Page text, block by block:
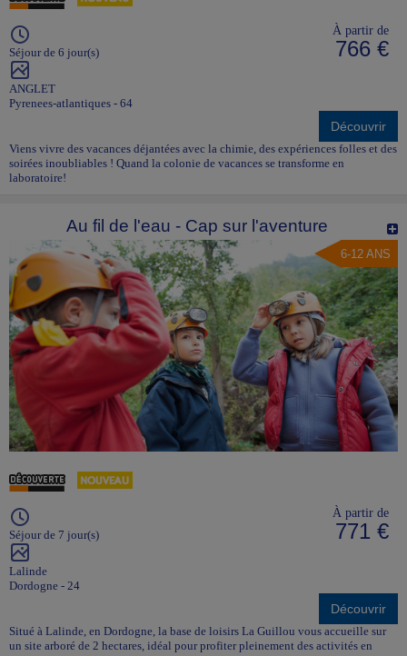
Séjour de 6 jour(s)
ANGLET
Pyrenees-atlantiques - 64
À partir de
766 €
Découvrir
Viens vivre des vacances déjantées avec la chimie, des expériences folles et des
soirées inoubliables ! Quand la colonie de vacances se transforme en
laboratoire!
Au fil de l'eau - Cap sur l'aventure
6-12 ANS
Séjour de 7 jour(s)
Lalinde
Dordogne - 24
À partir de
771 €
Découvrir
Situé à Lalinde, en Dordogne, la base de loisirs La Guillou vous accueille sur
un site arboré de 2 hectares, idéal pour profiter pleinement des activités en